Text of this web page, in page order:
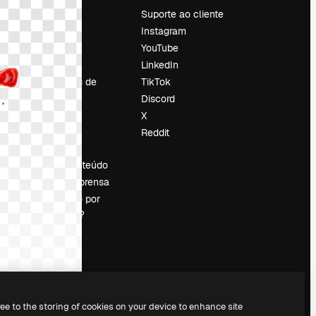
Sobre nós
Emprego
Tendências de
pesquisa
Vender conteúdo
Sala de imprensa
Procurando por
magnific.ai?
Suporte ao cliente
Instagram
YouTube
LinkedIn
TikTok
Discord
X
Reddit
to the storing of cookies on your device to enhance site